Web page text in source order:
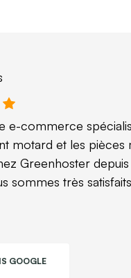
e-commerce
motard et les pièces
Greenhoster
sommes très
GOOGLE